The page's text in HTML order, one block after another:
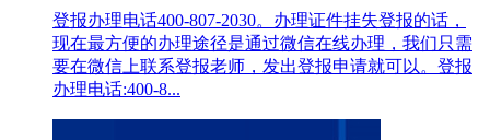
登报办理电话400-807-2030。办理证件挂失登报的话，
现在最方便的办理途径是通过微信在线办理，我们只需
要在微信上联系登报老师，发出登报申请就可以。登报
办理电话:400-8...